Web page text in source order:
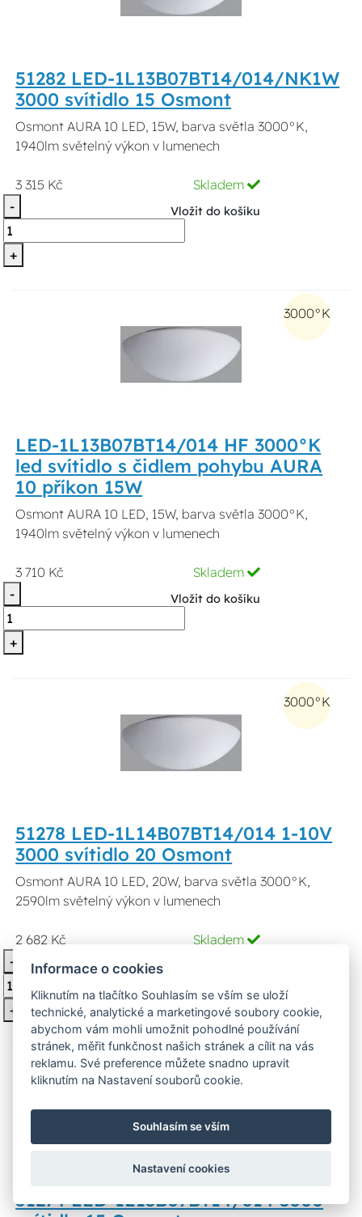
51282 LED-1L13B07BT14/014/NK1W
3000 svítidlo 15 Osmont
Osmont AURA 10 LED, 15W, barva světla 3000°K,
1940lm světelný výkon v lumenech
3 315 Kč
Skladem
-
+
Vložit do košíku
3000°K
LED-1L13B07BT14/014 HF 3000°K
led svítidlo s čidlem pohybu AURA
10 příkon 15W
Osmont AURA 10 LED, 15W, barva světla 3000°K,
1940lm světelný výkon v lumenech
3 710 Kč
Skladem
-
+
Vložit do košíku
3000°K
51278 LED-1L14B07BT14/014 1-10V
3000 svítidlo 20 Osmont
Osmont AURA 10 LED, 20W, barva světla 3000°K,
2590lm světelný výkon v lumenech
2 682 Kč
Skladem
-
+
3000°K
51274 LED-1L13B07BT14/014 3000
Informace o cookies
Kliknutím na tlačítko Souhlasím se vším se uloží
technické, analytické a marketingové soubory cookie,
abychom vám mohli umožnit pohodlné používání
stránek, měřit funkčnost našich stránek a cílit na vás
reklamu. Své preference můžete snadno upravit
kliknutím na Nastavení souborů cookie.
Souhlasím se vším
Nastavení cookies